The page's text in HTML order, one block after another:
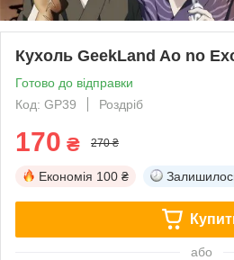
Кухоль GeekLand Ao no
Готово до відправки
Код: GP39
Роздріб
170 ₴ 270 ₴
Економія 100 ₴
або